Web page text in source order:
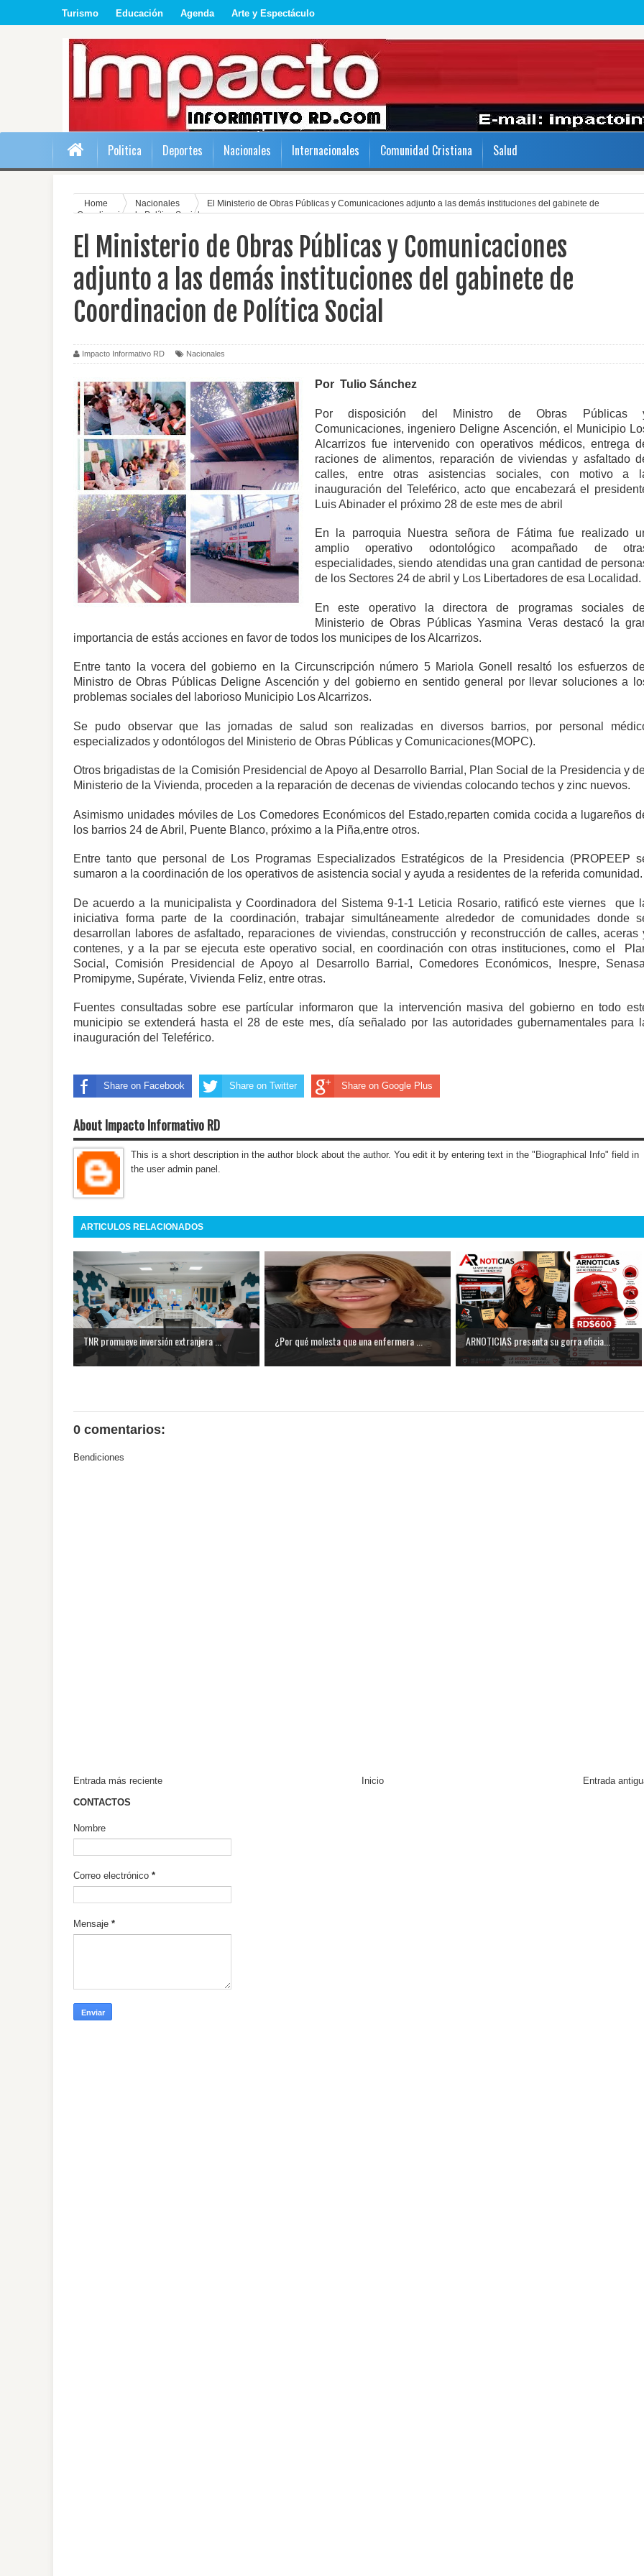
Turismo Educación Agenda Arte y Espectáculo
Politica Deportes Nacionales Internacionales Comunidad Cristiana Salud
Home Nacionales
El Ministerio de Obras Públicas y Comunicaciones adjunto a las demás instituciones del gabinete de
Coordinacion de Política Social
El Ministerio de Obras Públicas y Comunicaciones
adjunto a las demás instituciones del gabinete de
Coordinacion de Política Social
Impacto Informativo RD Nacionales
Por Tulio Sánchez
Por disposición del Ministro de Obras Públicas
Comunicaciones, ingeniero Deligne Ascención, el Municipio
Alcarrizos fue intervenido con operativos médicos, entrega
raciones de alimentos, reparación de viviendas y asfaltado
calles, entre otras asistencias sociales, con motivo a
inauguración del Teleférico, acto que encabezará el
Luis Abinader el próximo 28 de este mes de abril
En la parroquia Nuestra señora de Fátima fue realizado
amplio operativo odontológico acompañado de
especialidades, siendo atendidas una gran cantidad de
de los Sectores 24 de abril y Los Libertadores de esa Localidad.
En este operativo la directora de programas sociales
Ministerio de Obras Públicas Yasmina Veras destacó la
importancia de estás acciones en favor de todos los municipes de los Alcarrizos.
Entre tanto la vocera del gobierno en la Circunscripción número 5 Mariola Gonell resaltó los esfuerzos
Ministro de Obras Públicas Deligne Ascención y del gobierno en sentido general por llevar soluciones a
problemas sociales del laborioso Municipio Los Alcarrizos.
Se pudo observar que las jornadas de salud son realizadas en diversos barrios, por personal
especializados y odontólogos del Ministerio de Obras Públicas y Comunicaciones(MOPC).
Otros brigadistas de la Comisión Presidencial de Apoyo al Desarrollo Barrial, Plan Social de la Presidencia y
Ministerio de la Vivienda, proceden a la reparación de decenas de viviendas colocando techos y zinc nuevos.
Asimismo unidades móviles de Los Comedores Económicos del Estado,reparten comida cocida a lugareños
los barrios 24 de Abril, Puente Blanco, próximo a la Piña,entre otros.
Entre tanto que personal de Los Programas Especializados Estratégicos de la Presidencia (PROPEEP
sumaron a la coordinación de los operativos de asistencia social y ayuda a residentes de la referida comunidad.
De acuerdo a la municipalista y Coordinadora del Sistema 9-1-1 Leticia Rosario, ratificó este viernes que
iniciativa forma parte de la coordinación, trabajar simultáneamente alrededor de comunidades donde
desarrollan labores de asfaltado, reparaciones de viviendas, construcción y reconstrucción de calles, aceras
contenes, y a la par se ejecuta este operativo social, en coordinación con otras instituciones, como el
Social, Comisión Presidencial de Apoyo al Desarrollo Barrial, Comedores Económicos, Inespre,
Promipyme, Supérate, Vivienda Feliz, entre otras.
Fuentes consultadas sobre ese partícular informaron que la intervención masiva del gobierno en todo
municipio se extenderá hasta el 28 de este mes, día señalado por las autoridades gubernamentales para
inauguración del Teleférico.
Share on Facebook Share on Twitter Share on Google Plus
About Impacto Informativo RD
This is a short description in the author block about the author. You edit it by entering text in the "Biographical Info" field in
the user admin panel.
ARTICULOS RELACIONADOS
TNR promueve inversión extranjera ... ¿Por qué molesta que una enfermera ... ARNOTICIAS presenta su gorra oficia...
0 comentarios:
Bendiciones
Entrada más reciente Entrada
Inicio
CONTACTOS
Nombre
Correo electrónico *
Mensaje *